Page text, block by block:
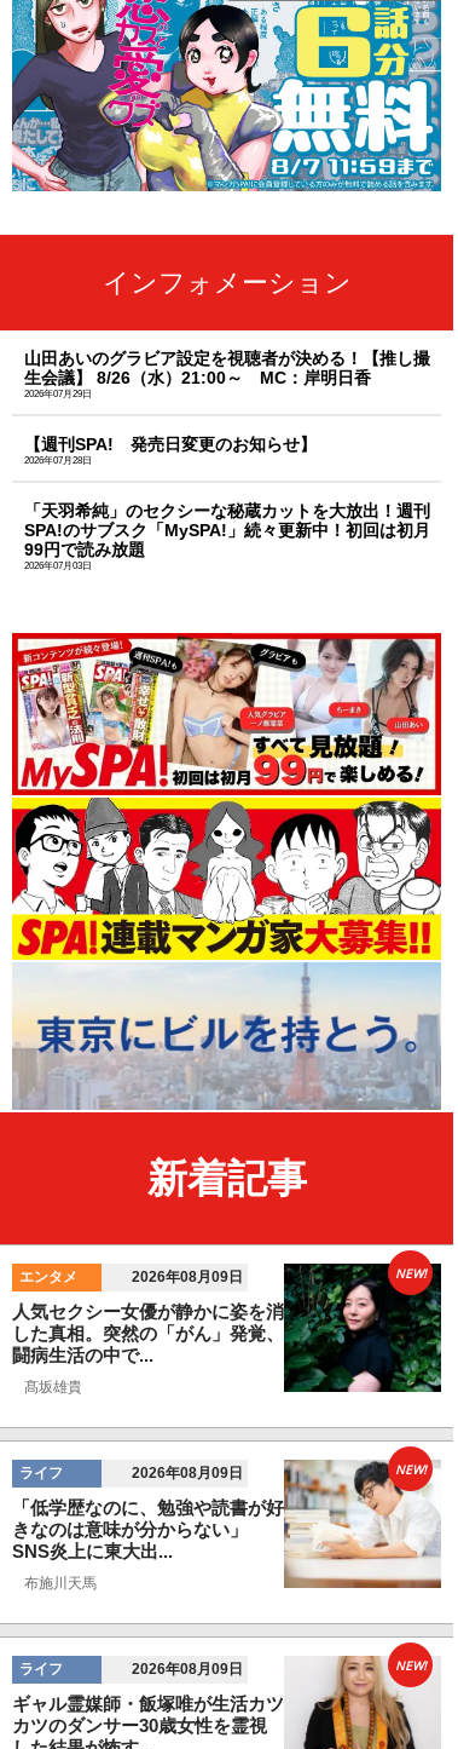
インフォメーション
山田あいのグラビア設定を視聴者が決める！【推し撮
生会議】 8/26（水）21:00～ MC：岸明日香
2026年07月29日
【週刊SPA! 発売日変更のお知らせ】
2026年07月28日
「天羽希純」のセクシーな秘蔵カットを大放出！週刊
SPA!のサブスク「MySPA!」続々更新中！初回は初月
99円で読み放題
2026年07月03日
新着記事
エンタメ 2026年08月09日
人気セクシー女優が静かに姿を消
した真相。突然の「がん」発覚、
闘病生活の中で...
髙坂雄貴
NEW!
ライフ 2026年08月09日
「低学歴なのに、勉強や読書が好
きなのは意味が分からない」
SNS炎上に東大出...
布施川天馬
NEW!
ライフ 2026年08月09日
ギャル霊媒師・飯塚唯が生活カツ
カツのダンサー30歳女性を霊視
NEW!